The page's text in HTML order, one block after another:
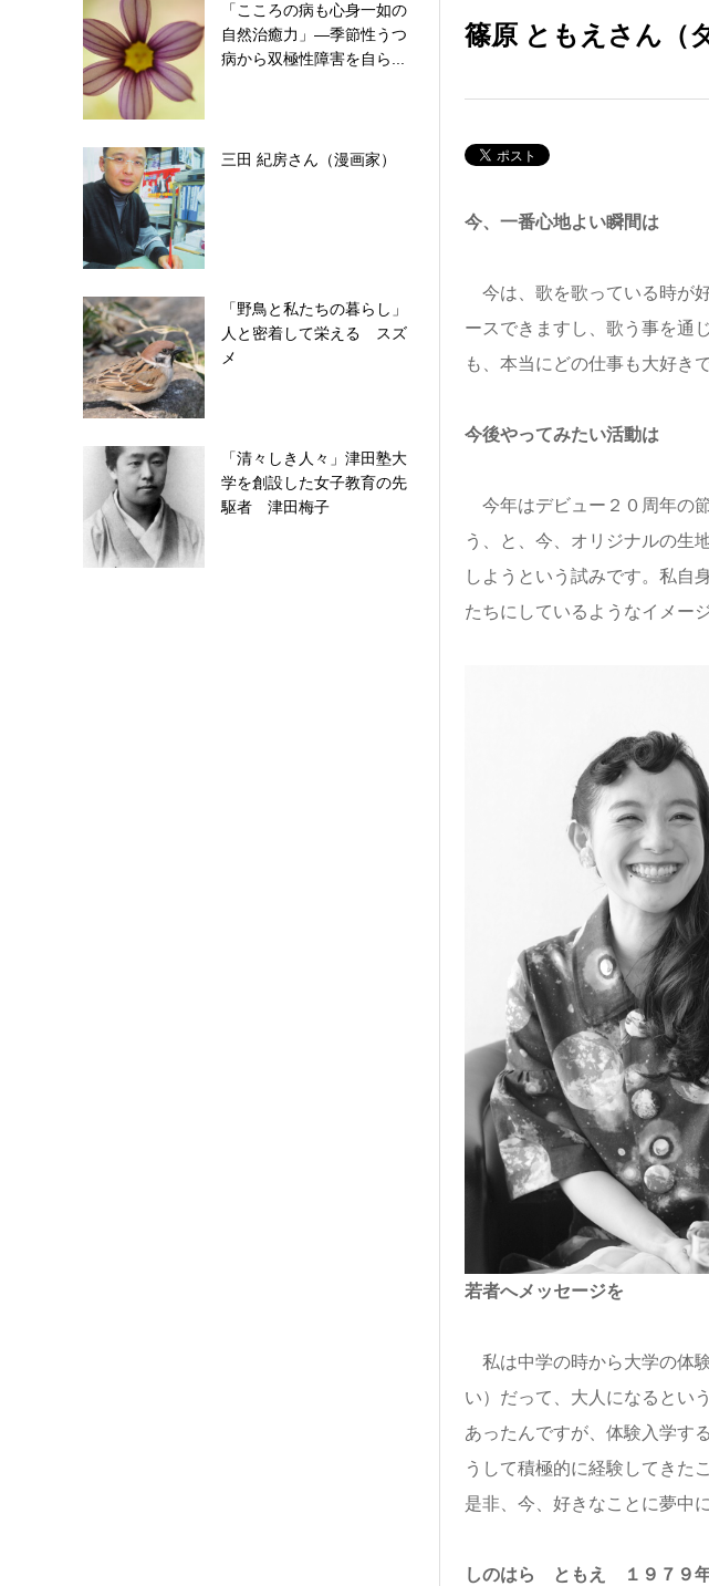
篠原 ともえさん（
今、一番心地よい瞬間は
今は、歌を歌っている時が
ースできますし、歌う事を通
も、本当にどの仕事も大好きで
今後やってみたい活動は
今年はデビュー２０周年の
う、と、今、オリジナルの生
しようという試みです。私自
たちにしているようなイメー
若者へメッセージを
私は中学の時から大学の体
い）だって、大人になるとい
あったんですが、体験入学す
うして積極的に経験してきた
是非、今、好きなことに夢中
しのはら ともえ １９７９年
「こころの病も心身一如の
自然治癒力」―季節性うつ
病から双極性障害を自ら...
三田 紀房さん（漫画家）
「野鳥と私たちの暮らし」
人と密着して栄える スズ
メ
「清々しき人々」津田塾大
学を創設した女子教育の先
駆者 津田梅子